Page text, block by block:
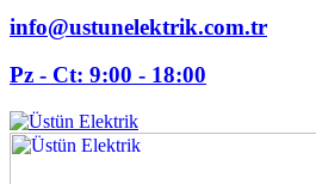
info@ustunelektrik.com.tr
Pz - Ct: 9:00 - 18:00